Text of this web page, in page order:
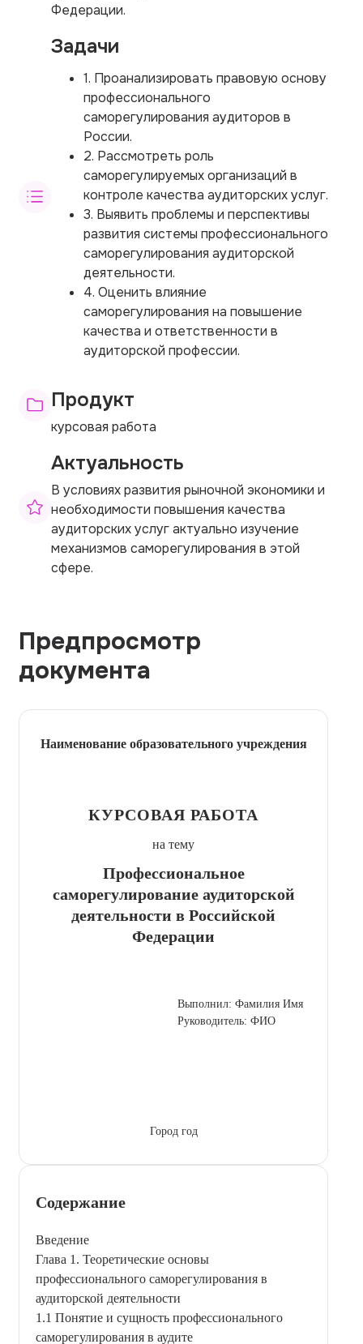
Федерации.
Задачи
1. Проанализировать правовую основу
профессионального
саморегулирования аудиторов в
России.
2. Рассмотреть роль
саморегулируемых организаций в
контроле качества аудиторских услуг.
3. Выявить проблемы и перспективы
развития системы профессионального
саморегулирования аудиторской
деятельности.
4. Оценить влияние
саморегулирования на повышение
качества и ответственности в
аудиторской профессии.
Продукт
курсовая работа
Актуальность
В условиях развития рыночной экономики и
необходимости повышения качества
аудиторских услуг актуально изучение
механизмов саморегулирования в этой
сфере.
Предпросмотр
документа
Наименование образовательного учреждения
КУРСОВАЯ РАБОТА
на тему
Профессиональное
саморегулирование аудиторской
деятельности в Российской
Федерации
Выполнил: Фамилия Имя
Руководитель: ФИО
Город год
Содержание
Введение
Глава 1. Теоретические основы
профессионального саморегулирования в
аудиторской деятельности
1.1 Понятие и сущность профессионального
саморегулирования в аудите